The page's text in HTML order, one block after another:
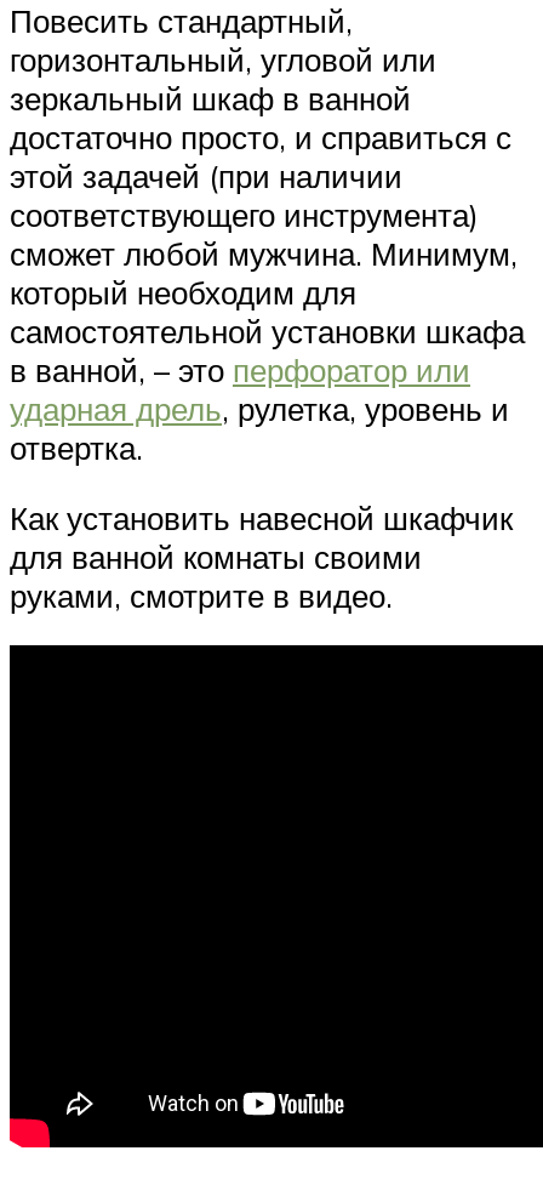
Повесить стандартный,
горизонтальный, угловой или
зеркальный шкаф в ванной
достаточно просто, и справиться с
этой задачей (при наличии
соответствующего инструмента)
сможет любой мужчина. Минимум,
который необходим для
самостоятельной установки шкафа
в ванной, – это перфоратор или
ударная дрель, рулетка, уровень и
отвертка.
Как установить навесной шкафчик
для ванной комнаты своими
руками, смотрите в видео.